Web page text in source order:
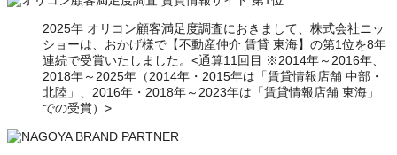
2025年 オリコン顧客満足度調査におきまして、株式会社ニッ
ショーは、おかげ様で【不動産仲介 賃貸 東海】の第1位を8年
連続で受賞いたしました。<通算11回目 ※2014年～2016年、
2018年～2025年（2014年・2015年は「賃貸情報店舗 中部・
北陸」、2016年・2018年～2023年は「賃貸情報店舗 東海」
での受賞）>